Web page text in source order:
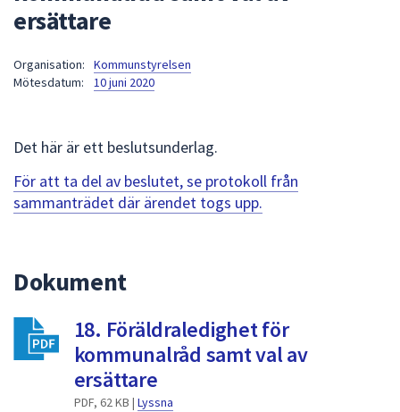
att
navigera
mellan
att
välja
något
ersättare
Organisation:
Kommunstyrelsen
Mötesdatum:
10 juni 2020
Det här är ett beslutsunderlag.
För att ta del av beslutet, se protokoll från
sammanträdet där ärendet togs upp.
Dokument
18. Föräldraledighet för
kommunalråd samt val av
ersättare
PDF, 62 KB | Lyssna